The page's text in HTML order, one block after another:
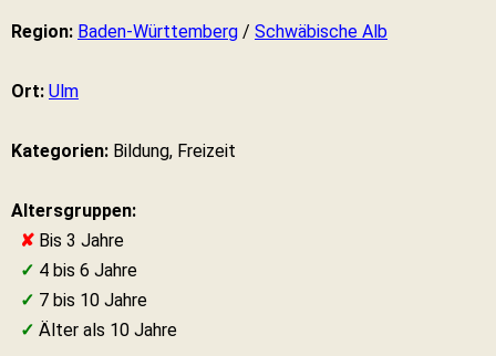
Region: Baden-Württemberg / Schwäbische Alb
Ort: Ulm
Kategorien: Bildung, Freizeit
Altersgruppen:
✘ Bis 3 Jahre
✓ 4 bis 6 Jahre
✓ 7 bis 10 Jahre
✓ Älter als 10 Jahre